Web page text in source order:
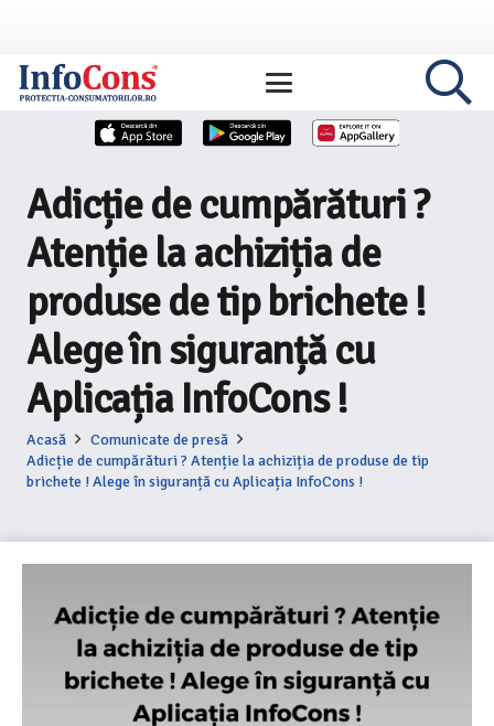
Adicție de cumpărături ?
Atenție la achiziția de
produse de tip brichete !
Alege în siguranță cu
Aplicația InfoCons !
Acasă
Comunicate de presă
Adicție de cumpărături ? Atenție la achiziția de produse de tip
brichete ! Alege în siguranță cu Aplicația InfoCons !